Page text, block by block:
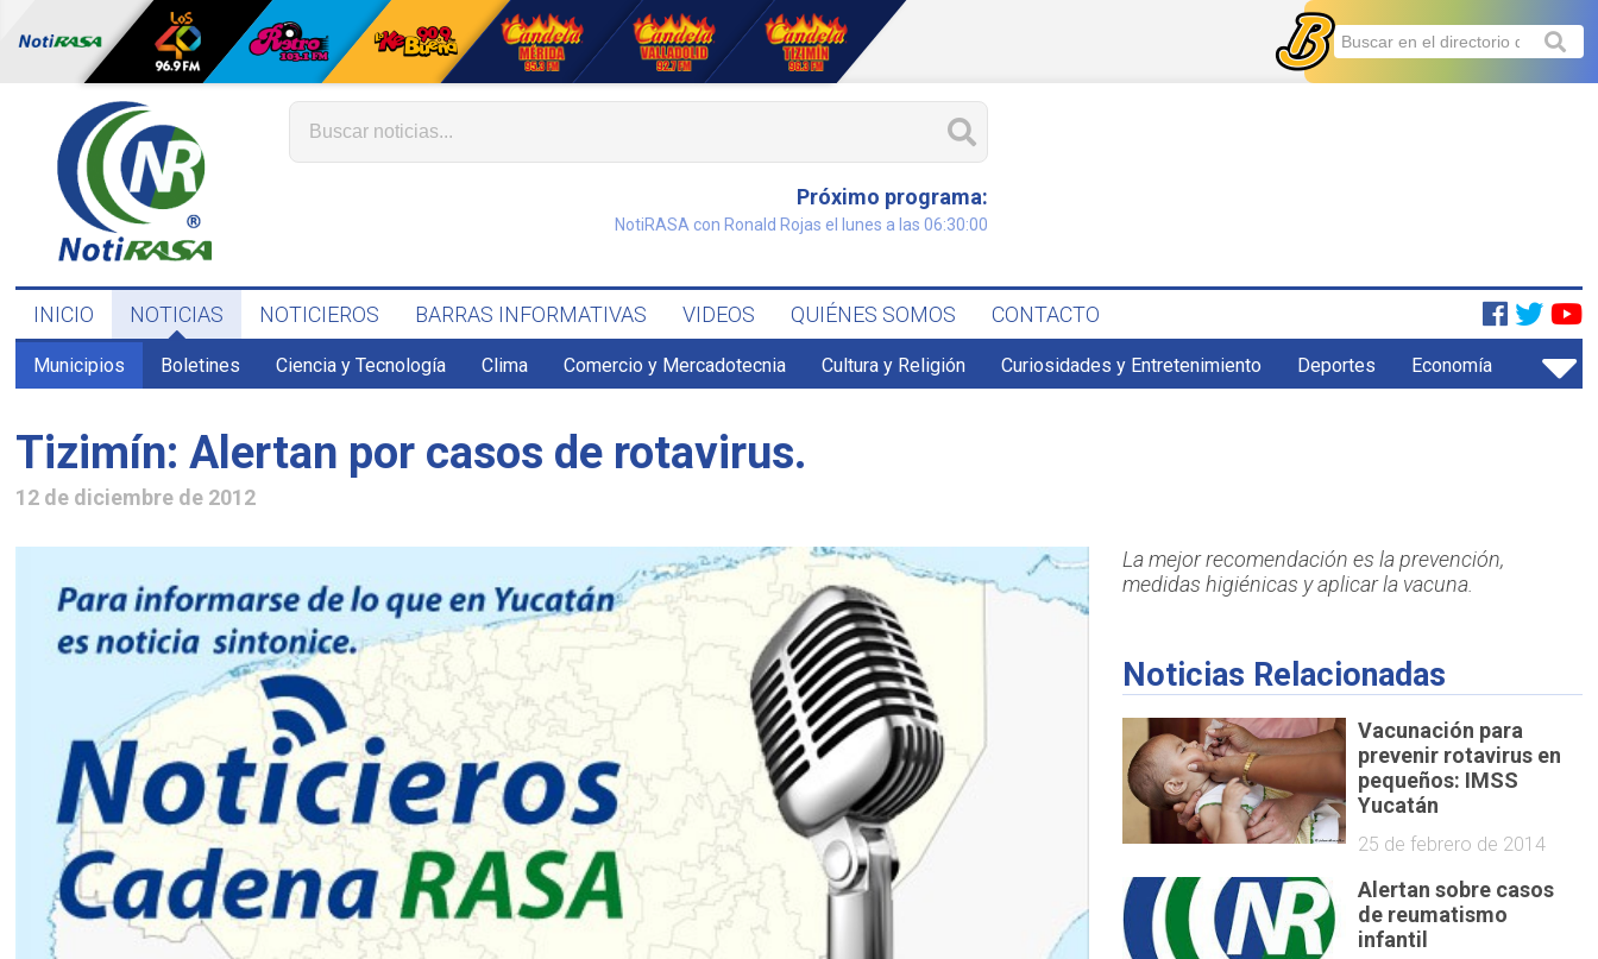
Próximo programa:
NotiRASA con Ronald Rojas el lunes a las 06:30:00
INICIO NOTICIAS NOTICIEROS BARRAS INFORMATIVAS VIDEOS QUIÉNES SOMOS CONTACTO
Municipios Boletines Ciencia y Tecnología Clima Comercio y Mercadotecnia Cultura y Religión Curiosidades y Entretenimiento Deportes Economía
Tizimín: Alertan por casos de rotavirus.
12 de diciembre de 2012
La mejor recomendación es la prevención,
medidas higiénicas y aplicar la vacuna.
Noticias Relacionadas
Vacunación para
prevenir rotavirus en
pequeños: IMSS
Yucatán
25 de febrero de 2014
Alertan sobre casos
de reumatismo
infantil